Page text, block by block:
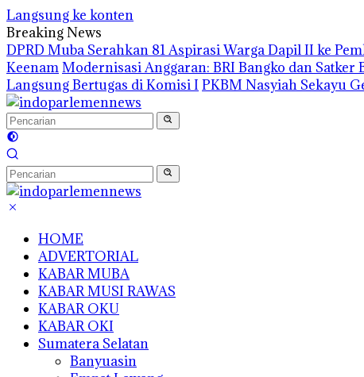
Langsung ke konten
Breaking News
DPRD Muba Serahkan 81 Aspirasi Warga Dapil II ke
KeenamModernisasi Anggaran: BRI Bangko dan Satker
Langsung Bertugas di Komisi I PKBM Nasyiah Sekayu
HOME
ADVERTORIAL
KABAR MUBA
KABAR MUSI RAWAS
KABAR OKU
KABAR OKI
Sumatera Selatan
Banyuasin